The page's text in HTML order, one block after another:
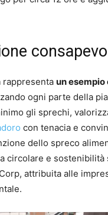
rappresenta un
ogni parte della
gli sprechi,
con tenacia e
dello spreco
circolare e
attribuita alle